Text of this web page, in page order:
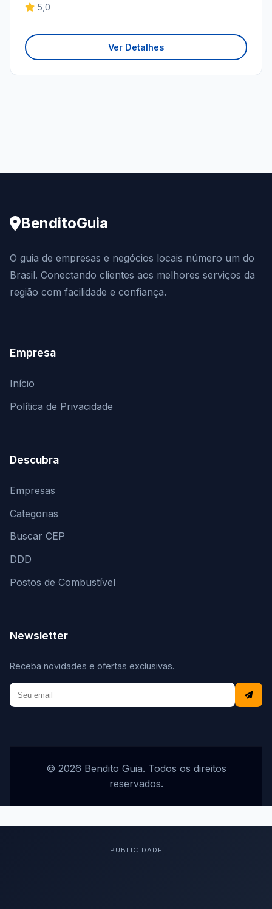
5,0
Ver Detalhes
BenditoGuia
O guia de empresas e negócios locais número um do
Brasil. Conectando clientes aos melhores serviços da
região com facilidade e confiança.
Empresa
Início
Política de Privacidade
Descubra
Empresas
Categorias
Buscar CEP
DDD
Postos de Combustível
Newsletter
Receba novidades e ofertas exclusivas.
© 2026 Bendito Guia. Todos os direitos
reservados.